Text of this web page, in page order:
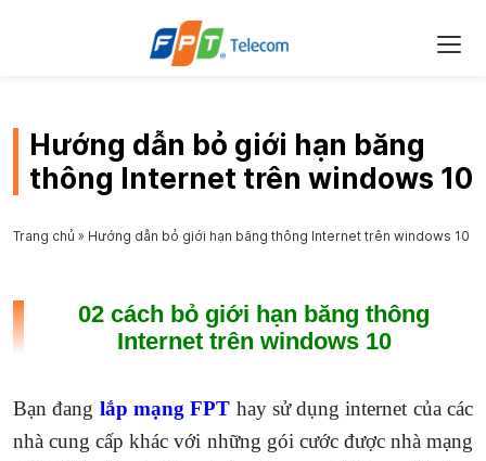
Hướng dẫn bỏ giới hạn băng
thông Internet trên windows 10
Trang chủ » Hướng dẫn bỏ giới hạn băng thông Internet trên windows 10
02 cách bỏ giới hạn băng thông
Internet trên windows 10
Bạn đang lắp mạng FPT hay sử dụng internet của các
nhà cung cấp khác với những gói cước được nhà mạng